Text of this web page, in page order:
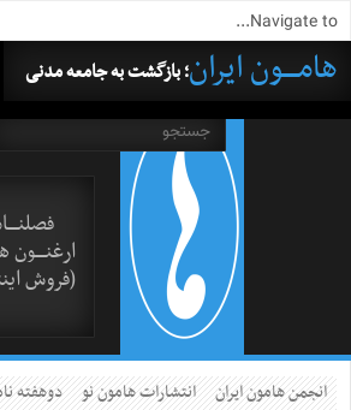
هامــــون ایران؛ بازگشت به جامعه مدنی
ارغنــــون
(فروش
انجمن هامون ایران انتشارات هامون نو
دوهفته